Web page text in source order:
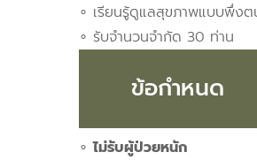
∘ เรียนรู้ดูแลสุขภาพแบบพึ่ง
∘ รับจำนวนจำกัด 30 ท่าน
ข้อกำหนด
∘ไม่รับผู้ป่วยหนัก